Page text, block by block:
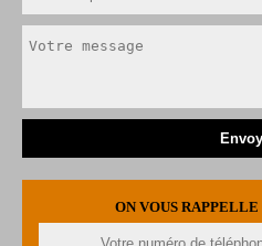
ON VOUS